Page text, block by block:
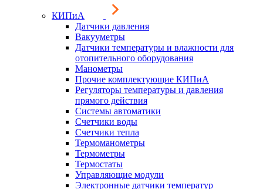
КИПиА
Датчики давления
Вакууметры
Датчики температуры и влажности для
отопительного оборудования
Манометры
Прочие комплектующие КИПиА
Регуляторы температуры и давления
прямого действия
Системы автоматики
Счетчики воды
Счетчики тепла
Термоманометры
Термометры
Термостаты
Управляющие модули
Электронные датчики температур